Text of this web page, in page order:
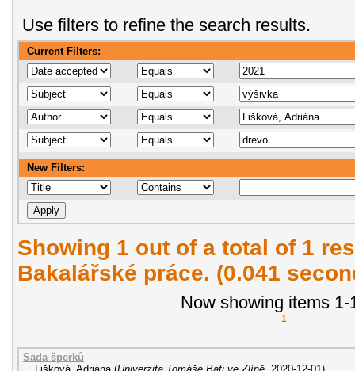
Use filters to refine the search results.
Current Filters:
New Filters:
Showing 1 out of a total of 1
Bakalářské práce. (0.041
Now showing items 1-
1
Sada šperků